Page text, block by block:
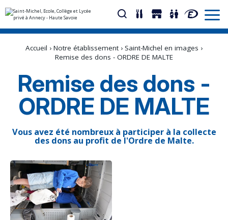
Aller
navigation
Outils
Accueil › Notre établissement › Saint-Michel en images ›
Remise des dons - ORDRE DE MALTE
Remise des dons -
ORDRE DE MALTE
Vous avez été nombreux à participer à la collecte
des dons au profit de l'Ordre de Malte.